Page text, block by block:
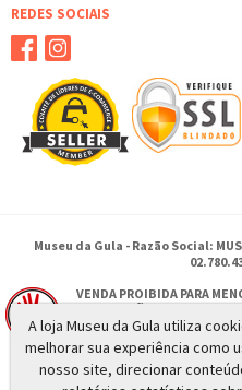
REDES SOCIAIS
Museu da Gula - Razão Social:
VENDA PROIBIDA PARA
MODERAÇÃO.
SE BEBER NÃO DIRIJA.
A loja Museu da Gula utiliza
melhorar sua experiência como
nosso site, direcionar